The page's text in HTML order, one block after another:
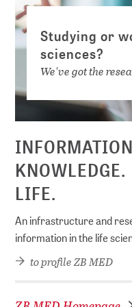
Studying or
sciences?
We've got the
KNOWLEDGE.
LIFE.
An infrastructure and
information in the life
to profile ZB MED